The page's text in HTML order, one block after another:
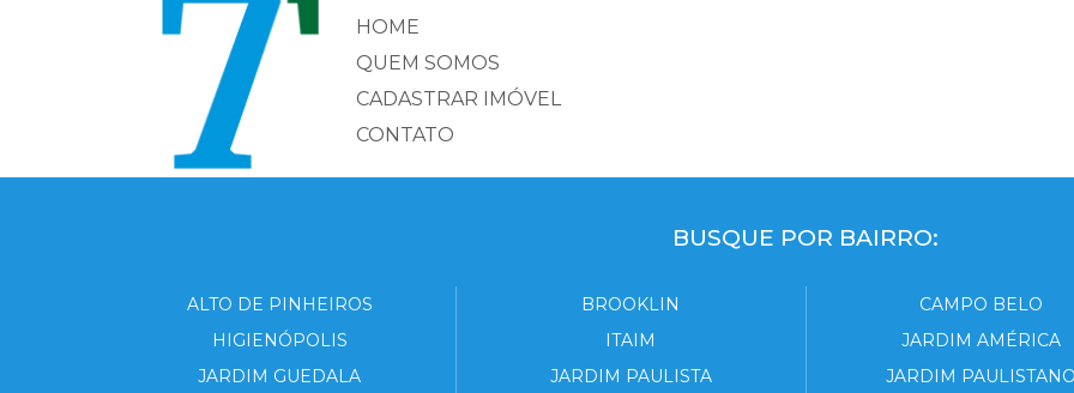
HOME
QUEM SOMOS
CADASTRAR IMÓVEL
CONTATO
BUSQUE POR BAIRRO:
ALTO DE PINHEIROS BROOKLIN
CAMPO BELO
HIGIENÓPOLIS
ITAIM
JARDIM AMÉRICA
JARDIM GUEDALA
JARDIM PAULISTA JARDIM